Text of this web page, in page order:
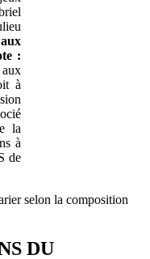
:
à
la
à
de
selon la composition
DU